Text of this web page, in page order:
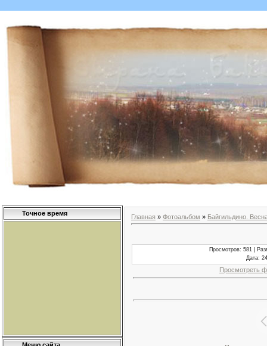
Точное время
Меню сайта
Главная » Фотоальбом » Байгильдино.
Просмотров: 581 |
Дата:
Просмотреть